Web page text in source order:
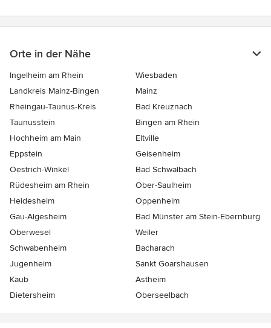
Orte in der Nähe
Ingelheim am Rhein
Wiesbaden
Landkreis Mainz-Bingen
Mainz
Rheingau-Taunus-Kreis
Bad Kreuznach
Taunusstein
Bingen am Rhein
Hochheim am Main
Eltville
Eppstein
Geisenheim
Oestrich-Winkel
Bad Schwalbach
Rüdesheim am Rhein
Ober-Saulheim
Heidesheim
Oppenheim
Gau-Algesheim
Bad Münster am Stein-Ebernburg
Oberwesel
Weiler
Schwabenheim
Bacharach
Jugenheim
Sankt Goarshausen
Kaub
Astheim
Dietersheim
Oberseelbach